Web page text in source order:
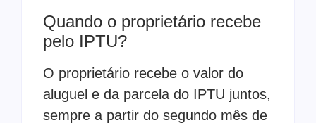
Quando o proprietário recebe
pelo IPTU?
O proprietário recebe o valor do
aluguel e da parcela do IPTU juntos,
sempre a partir do segundo mês de